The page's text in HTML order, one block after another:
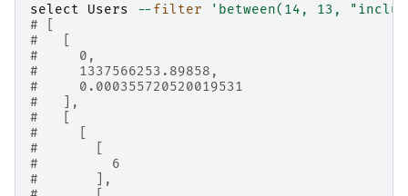
select Users -- filter
'between(14, 13,
# [
#   [
#     0,
#     1337566253.89858,
#     0.000355720520019531
#   ],
#   [
#     [
#       [
#         6
#       ],